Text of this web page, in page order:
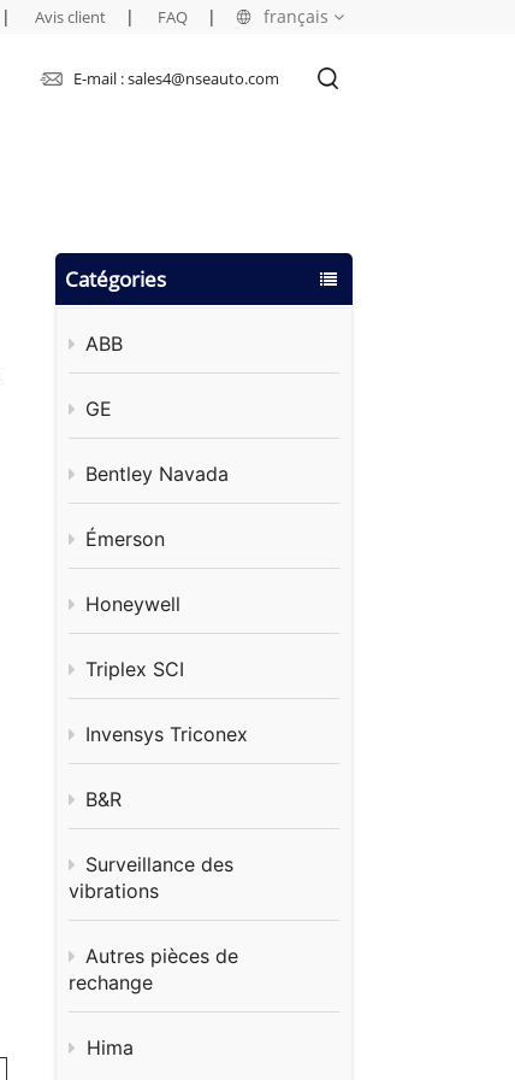
français
| Avis client | FAQ |
E-mail : sales4@nseauto.com
Catégories
ABB
GE
Bentley Navada
Émerson
Honeywell
Triplex SCI
Invensys Triconex
B&R
Surveillance des
vibrations
Autres pièces de
rechange
Hima